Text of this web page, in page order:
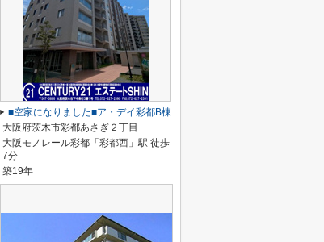
■空家になりました■ア・デイ彩都B棟
大阪府茨木市彩都あさぎ２丁目
大阪モノレール彩都「彩都西」駅 徒歩
7分
築19年